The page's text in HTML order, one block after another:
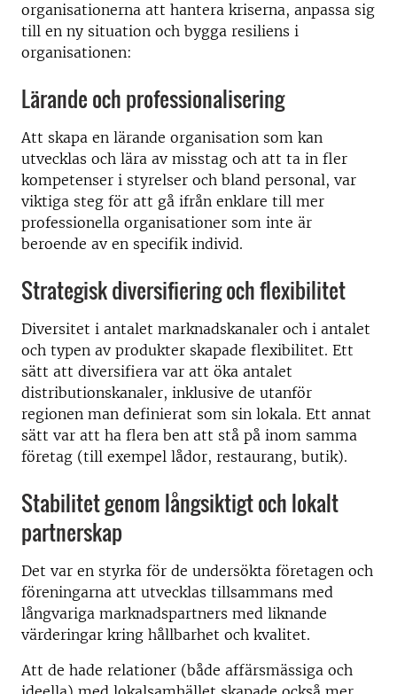
organisationerna att hantera kriserna, anpassa sig
till en ny situation och bygga resiliens i
organisationen:
Lärande och professionalisering
Att skapa en lärande organisation som kan
utvecklas och lära av misstag och att ta in fler
kompetenser i styrelser och bland personal, var
viktiga steg för att gå ifrån enklare till mer
professionella organisationer som inte är
beroende av en specifik individ.
Strategisk diversifiering och flexibilitet
Diversitet i antalet marknadskanaler och i antalet
och typen av produkter skapade flexibilitet. Ett
sätt att diversifiera var att öka antalet
distributionskanaler, inklusive de utanför
regionen man definierat som sin lokala. Ett annat
sätt var att ha flera ben att stå på inom samma
företag (till exempel lådor, restaurang, butik).
Stabilitet genom långsiktigt och lokalt
partnerskap
Det var en styrka för de undersökta företagen och
föreningarna att utvecklas tillsammans med
långvariga marknadspartners med liknande
värderingar kring hållbarhet och kvalitet.
Att de hade relationer (både affärsmässiga och